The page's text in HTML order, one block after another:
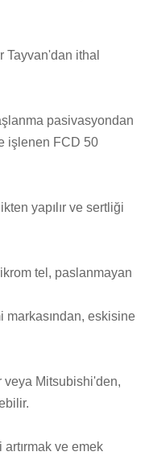
ithal
pasivasyondan
işlenen FCD 50
yapılır ve sertliği
tel, paslanmayan
markasından, eskisine
veya Mitsubishi'den,
ve emek